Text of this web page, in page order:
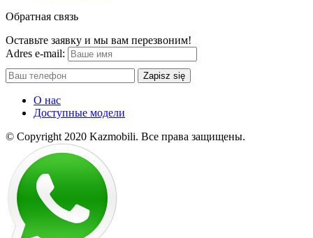
Обратная связь
Оставьте заявку и мы вам перезвоним!
Adres e-mail:
Zapisz się
О нас
Доступные модели
© Copyright 2020 Kazmobili. Все права защищены.